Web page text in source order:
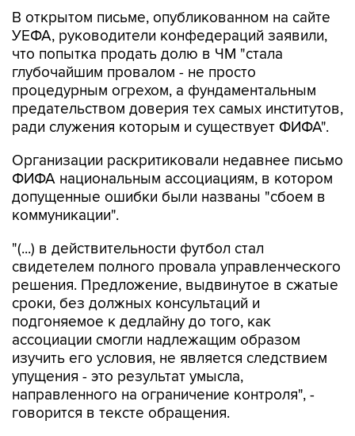
В открытом письме, опубликованном на сайте
УЕФА, руководители конфедераций заявили,
что попытка продать долю в ЧМ "стала
глубочайшим провалом - не просто
процедурным огрехом, а фундаментальным
предательством доверия тех самых институтов,
ради служения которым и существует ФИФА".
Организации раскритиковали недавнее письмо
ФИФА национальным ассоциациям, в котором
допущенные ошибки были названы "сбоем в
коммуникации".
"(...) в действительности футбол стал
свидетелем полного провала управленческого
решения. Предложение, выдвинутое в сжатые
сроки, без должных консультаций и
подгоняемое к дедлайну до того, как
ассоциации смогли надлежащим образом
изучить его условия, не является следствием
упущения - это результат умысла,
направленного на ограничение контроля", -
говорится в тексте обращения.